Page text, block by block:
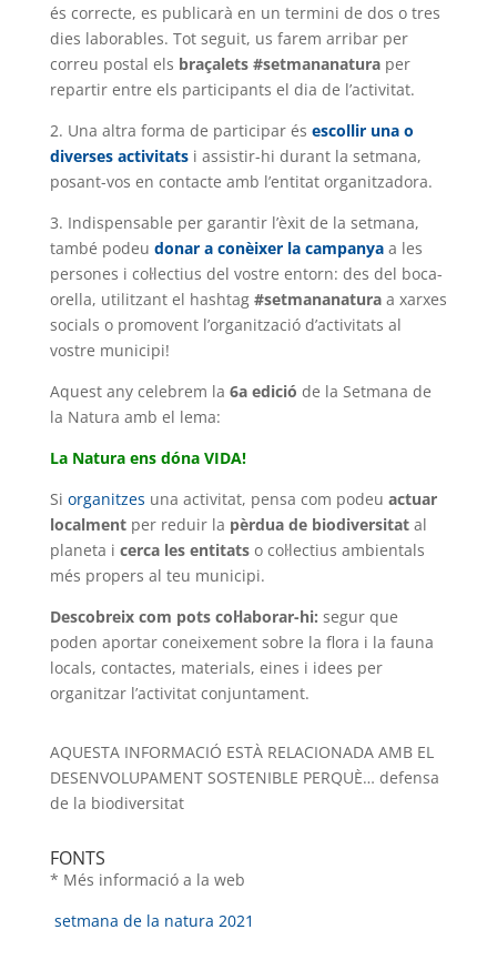
és correcte, es publicarà en un termini de dos o tres
dies laborables. Tot seguit, us farem arribar per
correu postal els braçalets #setmananaturaper
repartir entre els participants el dia de l’activitat.
2. Una altra forma de participar és escollir una o
diverses activitatsi assistir-hi durant la setmana,
posant-vos en contacte amb l’entitat organitzadora.
3. Indispensable per garantir l’èxit de la setmana,
també podeu donar a conèixer la campanyaa les
persones i col·lectius del vostre entorn: des del boca-
orella, utilitzant el hashtag #setmananaturaa xarxes
socials o promovent l’organització d’activitats al
vostre municipi!
Aquest any celebrem la 6a edició de la Setmana de
la Natura amb el lema:
La Natura ens dóna VIDA!
Si organitzes una activitat, pensa com podeu actuar
localmentper reduir la pèrdua de biodiversitatal
planeta i cerca les entitatso col·lectius ambientals
més propers al teu municipi.
Descobreix com pots col·laborar-hi: segur que
poden aportar coneixement sobre la flora i la fauna
locals, contactes, materials, eines i idees per
organitzar l’activitat conjuntament.
AQUESTA INFORMACIÓ ESTÀ RELACIONADA AMB EL
DESENVOLUPAMENT SOSTENIBLE PERQUÈ… defensa
de la biodiversitat
FONTS
* Més informació a la web
setmana de la natura 2021